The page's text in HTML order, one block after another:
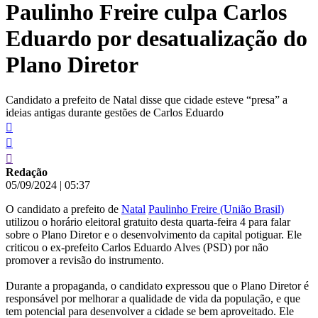
conteúdo
Paulinho Freire culpa Carlos
Eduardo por desatualização do
Plano Diretor
Candidato a prefeito de Natal disse que cidade esteve “presa” a
ideias antigas durante gestões de Carlos Eduardo
Redação
05/09/2024 | 05:37
O candidato a prefeito de Natal Paulinho Freire (União Brasil)
utilizou o horário eleitoral gratuito desta quarta-feira 4 para falar
sobre o Plano Diretor e o desenvolvimento da capital potiguar. Ele
criticou o ex-prefeito Carlos Eduardo Alves (PSD) por não
promover a revisão do instrumento.
Durante a propaganda, o candidato expressou que o Plano Diretor é
responsável por melhorar a qualidade de vida da população, e que
tem potencial para desenvolver a cidade se bem aproveitado. Ele